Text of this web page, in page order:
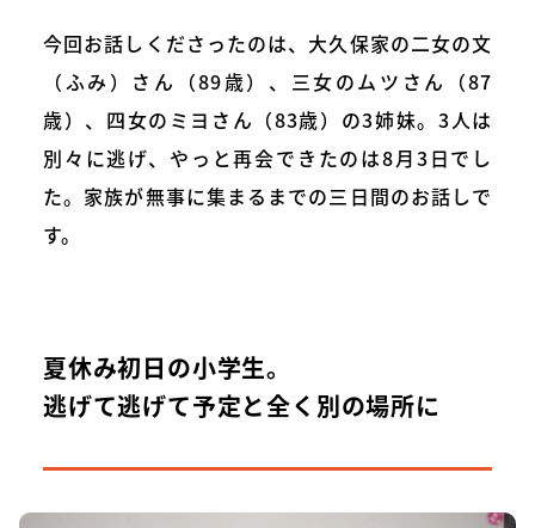
今回お話しくださったのは、大久保家の二女の文
（ふみ）さん（89歳）、三女のムツさん（87
歳）、四女のミヨさん（83歳）の3姉妹。3人は
別々に逃げ、やっと再会できたのは8月3日でし
た。家族が無事に集まるまでの三日間のお話しで
す。
夏休み初日の小学生。
逃げて逃げて予定と全く別の場所に